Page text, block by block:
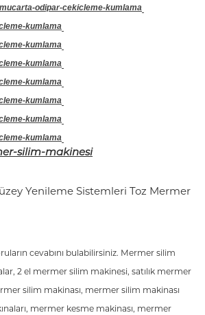
Yenileme Sistemleri Toz Mermer
cevabını bulabilirsiniz. Mermer silim
2 el mermer silim makinesi, satılık mermer
silim makinası, mermer silim makinası
mermer kesme makinası, mermer